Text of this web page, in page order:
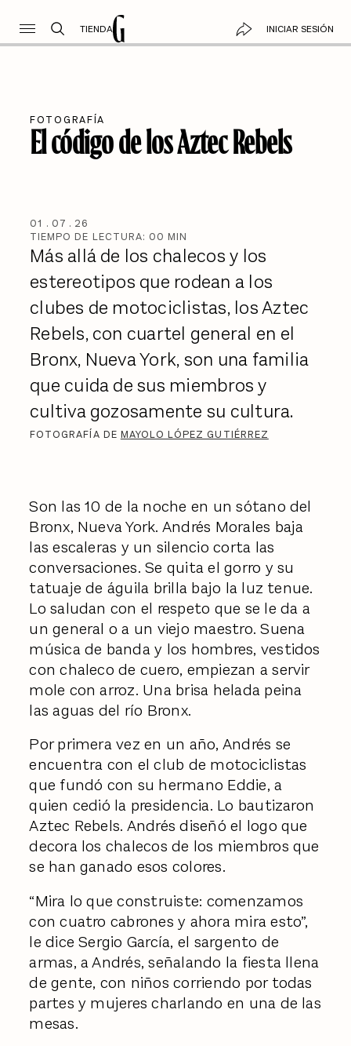
TIENDA INICIAR SESIÓN
FOTOGRAFÍA
El código de los Aztec Rebels
01 . 07 . 26
TIEMPO DE LECTURA: 00 MIN
Más allá de los chalecos y los
estereotipos que rodean a los
clubes de motociclistas, los Aztec
Rebels, con cuartel general en el
Bronx, Nueva York, son una familia
que cuida de sus miembros y
cultiva gozosamente su cultura.
FOTOGRAFÍA DE MAYOLO LÓPEZ GUTIÉRREZ
Son las 10 de la noche en un sótano del
Bronx, Nueva York. Andrés Morales baja
las escaleras y un silencio corta las
conversaciones. Se quita el gorro y su
tatuaje de águila brilla bajo la luz tenue.
Lo saludan con el respeto que se le da a
un general o a un viejo maestro. Suena
música de banda y los hombres, vestidos
con chaleco de cuero, empiezan a servir
mole con arroz. Una brisa helada peina
las aguas del río Bronx.
Por primera vez en un año, Andrés se
encuentra con el club de motociclistas
que fundó con su hermano Eddie, a
quien cedió la presidencia. Lo bautizaron
Aztec Rebels. Andrés diseñó el logo que
decora los chalecos de los miembros que
se han ganado esos colores.
“Mira lo que construiste: comenzamos
con cuatro cabrones y ahora mira esto”,
le dice Sergio García, el sargento de
armas, a Andrés, señalando la fiesta llena
de gente, con niños corriendo por todas
partes y mujeres charlando en una de las
mesas.